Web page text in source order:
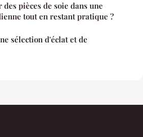
pièces de soie dans une
tout en restant pratique ?
sélection d'éclat et de